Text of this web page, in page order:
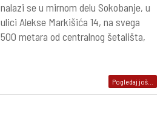
nalazi se u mirnom delu Sokobanje, u
ulici Alekse Markišića 14, na svega
500 metara od centralnog šetališta,
Pogledaj još...